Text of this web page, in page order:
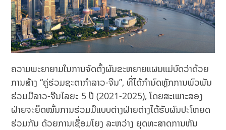
ຄວາມພະຍາຍາມໃນການຈັດຕັ້ງຜັນຂະຫຍາຍແຜນແມ່ບົດວ່າດ້ວຍ
ການສ້າງ “ຄູ່ຮ່ວມຊະຕາກໍາລາວ-ຈີນ”, ທີ່ໄດ້ກໍານົດຫຼັກການພົວພັນ
ຮ່ວມມືລາວ-ຈີນໄລຍະ 5 ປີ (2021-2025), ໂດຍສະເພາະສອງ
ຝ່າຍຈະຍຶດໝັ້ນການຮ່ວມມືແບບຕ່າງຝ່າຍຕ່າງໄດ້ຮັບຜົນປະໂຫຍດ
ຮ່ວມກັນ ດ້ວຍການເຊື່ອມໂຍງ ລະຫວ່າງ ຍຸດທະສາດການຫັນ